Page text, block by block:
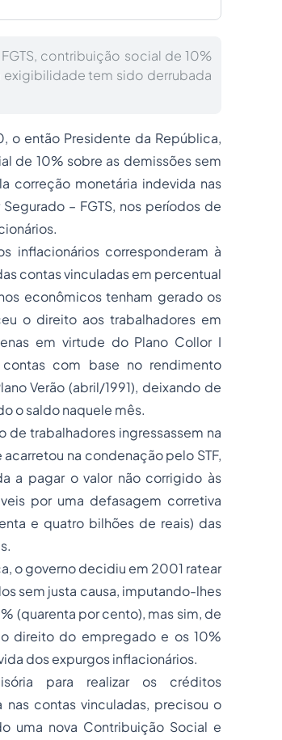
contribuição social de 10%
exigibilidade tem sido derrubada
o então Presidente da República,
de 10% sobre as demissões sem
correção monetária indevida nas
– FGTS, nos períodos de
inflacionários corresponderam à
contas vinculadas em percentual
econômicos tenham gerado os
o direito aos trabalhadores em
em virtude do Plano Collor I
com base no rendimento
Verão (abril/1991), deixando de
o saldo naquele mês.
de trabalhadores ingressassem na
na condenação pelo STF,
a pagar o valor não corrigido às
por uma defasagem corretiva
e quatro bilhões de reais) das
o governo decidiu em 2001 ratear
sem justa causa, imputando-lhes
(quarenta por cento), mas sim, de
direito do empregado e os 10%
dos expurgos inflacionários.
para realizar os créditos
contas vinculadas, precisou o
uma nova Contribuição Social e